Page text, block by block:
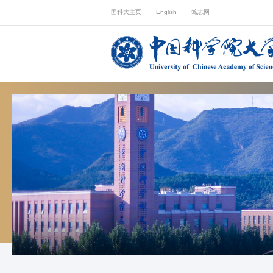
国科大主页 English 笃志网